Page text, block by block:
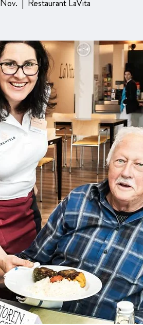
  |
Restaurant LaVita